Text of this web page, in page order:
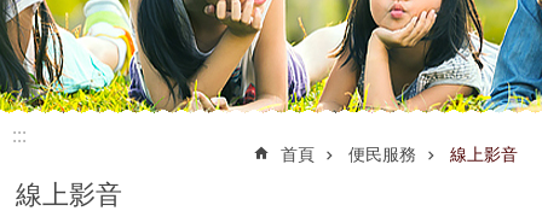
:::
:::
首頁 便民服務 線上影音
線上影音